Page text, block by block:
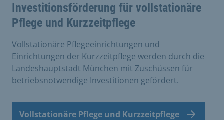
Investitionsförderung für vollstationäre
Pflege und Kurzzeitpflege
Vollstationäre Pflegeeinrichtungen und
Einrichtungen der Kurzzeitpflege werden durch die
Landeshauptstadt München mit Zuschüssen für
betriebsnotwendige Investitionen gefördert.
Vollstationäre Pflege und Kurzzeitpflege